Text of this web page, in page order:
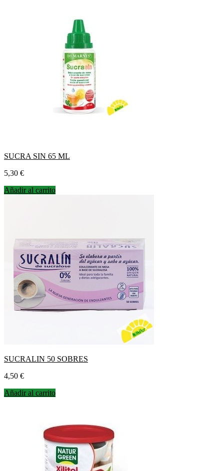
SUCRA SIN 65 ML
Precio
5,30 €
Añadir al carrito
SUCRALIN 50 SOBRES
Precio
4,50 €
Añadir al carrito